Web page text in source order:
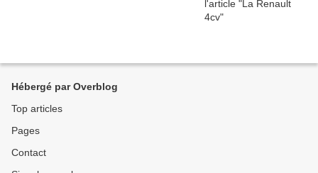
Hébergé par Overblog
Top articles
Pages
Contact